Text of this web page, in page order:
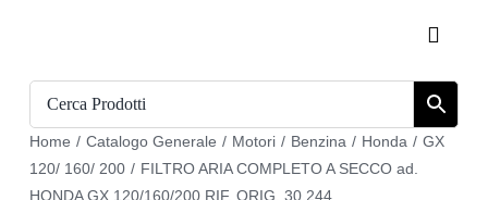
contenuto
Toggle
Catalogo
Home / Catalogo Generale / Motori / Benzina / Honda / GX
120/ 160/ 200 / FILTRO ARIA COMPLETO A SECCO ad.
HONDA GX 120/160/200 RIF. ORIG. 30.244